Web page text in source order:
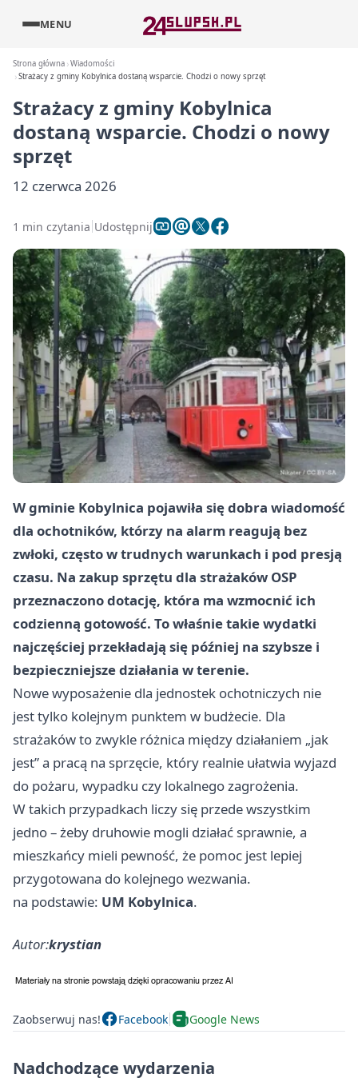
MENU
Strona główna Wiadomości
Strażacy z gminy Kobylnica dostaną wsparcie. Chodzi o nowy sprzęt
Strażacy z gminy Kobylnica
dostaną wsparcie. Chodzi o nowy
sprzęt
12 czerwca 2026
1 min czytania Udostępnij
W gminie Kobylnica pojawiła się dobra wiadomość
dla ochotników, którzy na alarm reagują bez
zwłoki, często w trudnych warunkach i pod presją
czasu. Na zakup sprzętu dla strażaków OSP
przeznaczono dotację, która ma wzmocnić ich
codzienną gotowość. To właśnie takie wydatki
najczęściej przekładają się później na szybsze i
bezpieczniejsze działania w terenie.
Nowe wyposażenie dla jednostek ochotniczych nie
jest tylko kolejnym punktem w budżecie. Dla
strażaków to zwykle różnica między działaniem „jak
jest” a pracą na sprzęcie, który realnie ułatwia wyjazd
do pożaru, wypadku czy lokalnego zagrożenia.
W takich przypadkach liczy się przede wszystkim
jedno – żeby druhowie mogli działać sprawnie, a
mieszkańcy mieli pewność, że pomoc jest lepiej
przygotowana do kolejnego wezwania.
na podstawie: UM Kobylnica.
Autor:krystian
Zaobserwuj nas! Facebook Google News
Nadchodzące wydarzenia